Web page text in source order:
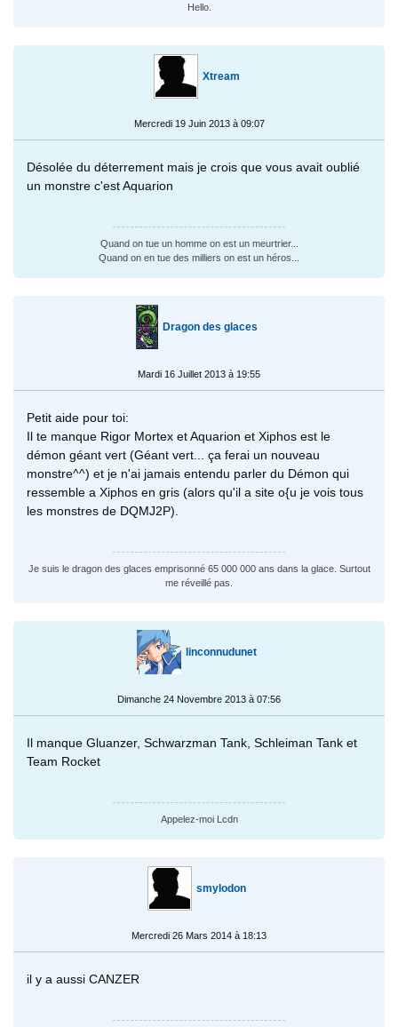
Hello.
Xtream
Mercredi 19 Juin 2013 à 09:07
Désolée du déterrement mais je crois que vous avait oublié
un monstre c'est Aquarion
Quand on tue un homme on est un meurtrier...
Quand on en tue des milliers on est un héros...
Dragon des glaces
Mardi 16 Juillet 2013 à 19:55
Petit aide pour toi:
Il te manque Rigor Mortex et Aquarion et Xiphos est le
démon géant vert (Géant vert... ça ferai un nouveau
monstre^^) et je n'ai jamais entendu parler du Démon qui
ressemble a Xiphos en gris (alors qu'il a site o{u je vois tous
les monstres de DQMJ2P).
Je suis le dragon des glaces emprisonné 65 000 000 ans dans la glace. Surtout
me réveillé pas.
linconnudunet
Dimanche 24 Novembre 2013 à 07:56
Il manque Gluanzer, Schwarzman Tank, Schleiman Tank et
Team Rocket
Appelez-moi Lcdn
smylodon
Mercredi 26 Mars 2014 à 18:13
il y a aussi CANZER